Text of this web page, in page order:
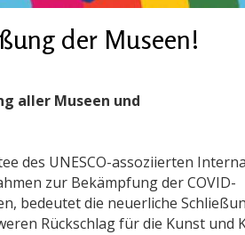
der Museen!
aller Museen und
des UNESCO-assoziierten
zur Bekämpfung der COVID-
bedeutet die neuerliche
Rückschlag für die Kunst und